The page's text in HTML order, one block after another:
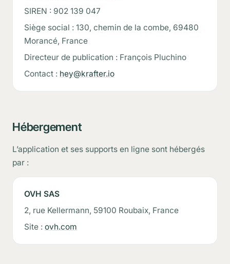
SIREN : 902 139 047
Siège social : 130, chemin de la combe, 69480
Morancé, France
Directeur de publication : François Pluchino
Contact : hey@krafter.io
Hébergement
L’application et ses supports en ligne sont hébergés
par :
OVH SAS
2, rue Kellermann, 59100 Roubaix, France
Site : ovh.com